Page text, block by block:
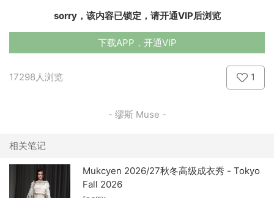
sorry，该内容已锁定，请开通VIP后浏览
下载APP，开通VIP
17298人浏览 1
- 缪斯 Muse -
相关笔记
Mukcyen 2026/27秋冬高级成衣秀 - Tokyo
Fall 2026